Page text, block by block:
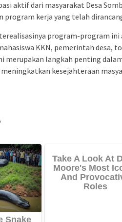
aktif dari masyarakat Desa
program kerja yang telah
program-program
KKN, pemerintah desa,
merupakan langkah penting
kesejahteraan